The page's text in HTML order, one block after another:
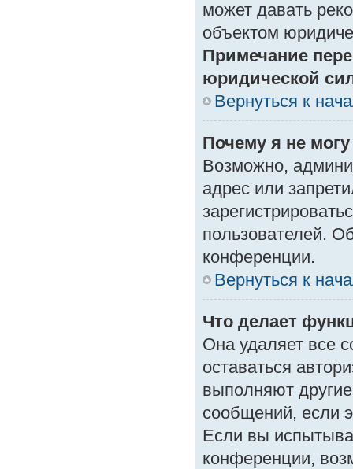
может давать
объектом
Примечание
юридической
Вернуться к
Почему я не
Возможно,
адрес или
пользователей.
конференции.
Вернуться к
Что делает
Она удаляет все
оставаться
выполняют
сообщений, если
Если вы
конференции,